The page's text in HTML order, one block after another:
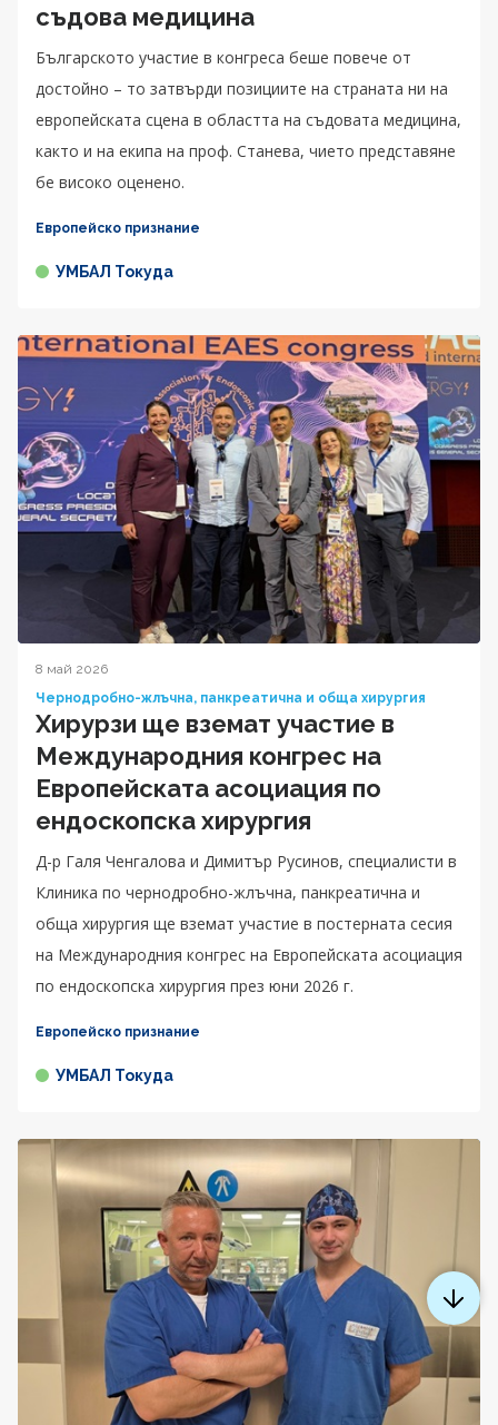
съдова медицина
Българското участие в конгреса беше повече от
достойно – то затвърди позициите на страната ни на
европейската сцена в областта на съдовата медицина,
както и на екипа на проф. Станева, чието представяне
бе високо оценено.
Европейско признание
УМБАЛ Токуда
8 май 2026
Чернодробно-жлъчна, панкреатична и обща хирургия
Хирурзи ще вземат участие в
Международния конгрес на
Европейската асоциация по
ендоскопска хирургия
Д-р Галя Ченгалова и Димитър Русинов, специалисти в
Клиника по чернодробно-жлъчна, панкреатична и
обща хирургия ще вземат участие в постерната сесия
на Международния конгрес на Европейската асоциация
по ендоскопска хирургия през юни 2026 г.
Европейско признание
УМБАЛ Токуда